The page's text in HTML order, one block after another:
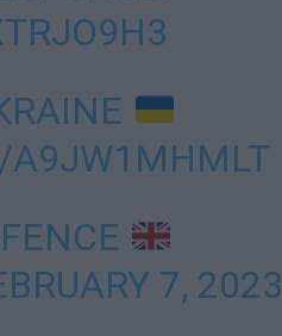
A9JW1MHMLT
7, 2023